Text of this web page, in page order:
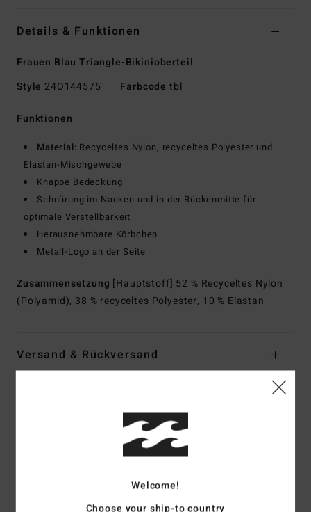
Details & Funktionen
Frauen Blau Triangle-Bikinioberteil
Style 24O144575 Farbcode tbl
Funktionen
Material: Recyceltes Nylon, recyceltes Polyester und
Elastan-Mischgewebe
Knappe Bedeckung
Schnürung im Nacken und in der Rückenmitte für
optimale Verstellbarkeit
Herausnehmbare Körbchen
Metall-Logo an der Seite
Zusammensetzung [Hauptstoff] 52 % Recyceltes Nylon
(Polyamid), 38 % recyceltes Polyester, 10 % Elastan
Versand & Rückversand
Kundenbewertungen
Durchschnittliche Bewertung
5.0
Welcome!
Choose your ship-to country